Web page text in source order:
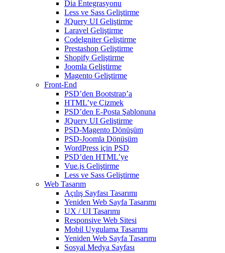
Dia Entegrasyonu
Less ve Sass Geliştirme
JQuery UI Geliştirme
Laravel Geliştirme
Codelgniter Geliştirme
Prestashop Geliştirme
Shopify Geliştirme
Joomla Geliştirme
Magento Geliştirme
Front-End
PSD’den Bootstrap’a
HTML’ye Çizmek
PSD’den E-Posta Şablonuna
JQuery UI Geliştirme
PSD-Magento Dönüşüm
PSD-Joomla Dönüşüm
WordPress için PSD
PSD’den HTML’ye
Vue.js Geliştirme
Less ve Sass Geliştirme
Web Tasarım
Açılış Sayfası Tasarımı
Yeniden Web Sayfa Tasarımı
UX / UI Tasarımı
Responsive Web Sitesi
Mobil Uygulama Tasarımı
Yeniden Web Sayfa Tasarımı
Sosyal Medya Sayfası